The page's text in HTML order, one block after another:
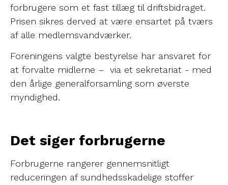
forbrugere som et fast tillæg til driftsbidraget.
Prisen sikres derved at være ensartet på tværs
af alle medlemsvandværker.
Foreningens valgte bestyrelse har ansvaret for
at forvalte midlerne – via et sekretariat - med
den årlige generalforsamling som øverste
myndighed.
Det siger forbrugerne
Forbrugerne rangerer gennemsnitligt
reduceringen af sundhedsskadelige stoffer